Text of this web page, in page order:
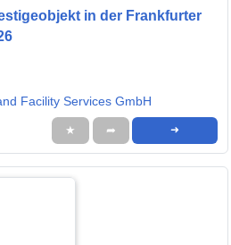
in der Frankfurter
Facility Services GmbH
★ ➦ ➜